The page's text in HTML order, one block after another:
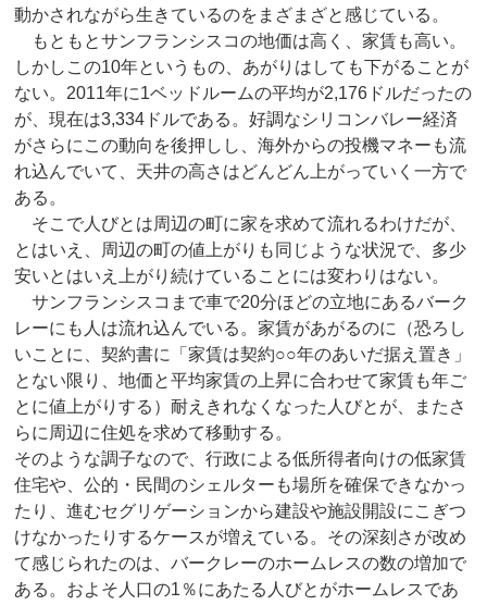
動かされながら生きているのをまざまざと感じている。
もともとサンフランシスコの地価は高く、家賃も高い。
しかしこの10年というもの、あがりはしても下がることが
ない。2011年に1ベッドルームの平均が2,176ドルだったの
が、現在は3,334ドルである。好調なシリコンバレー経済
がさらにこの動向を後押しし、海外からの投機マネーも流
れ込んでいて、天井の高さはどんどん上がっていく一方で
ある。
そこで人びとは周辺の町に家を求めて流れるわけだが、
とはいえ、周辺の町の値上がりも同じような状況で、多少
安いとはいえ上がり続けていることには変わりはない。
サンフランシスコまで車で20分ほどの立地にあるバーク
レーにも人は流れ込んでいる。家賃があがるのに（恐ろし
いことに、契約書に「家賃は契約○○年のあいだ据え置き」
とない限り、地価と平均家賃の上昇に合わせて家賃も年ご
とに値上がりする）耐えきれなくなった人びとが、またさ
らに周辺に住処を求めて移動する。
そのような調子なので、行政による低所得者向けの低家賃
住宅や、公的・民間のシェルターも場所を確保できなかっ
たり、進むセグリゲーションから建設や施設開設にこぎつ
けなかったりするケースが増えている。その深刻さが改め
て感じられたのは、バークレーのホームレスの数の増加で
ある。およそ人口の1％にあたる人びとがホームレスであ